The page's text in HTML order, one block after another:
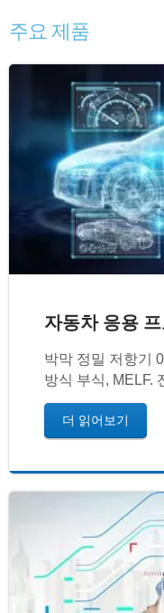
주요 제품
자동차 응용
박막 정밀 저항기
방식 부식, MELF.
더 읽어보기